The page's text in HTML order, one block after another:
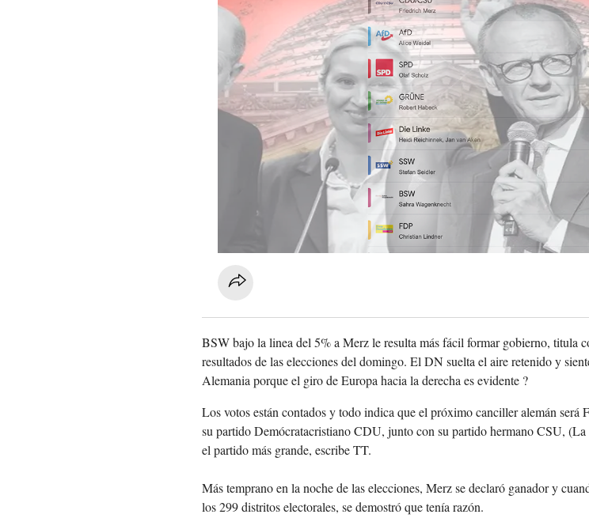
BSW bajo la linea del 5% a Merz le resulta más fácil formar gobierno, titula
resultados de las elecciones del domingo. El DN suelta el aire retenido y
Alemania porque el giro de Europa hacia la derecha es evidente ?
Los votos están contados y todo indica que el próximo canciller alemán
su partido Demócratacristiano CDU, junto con su partido hermano CSU,
el partido más grande, escribe TT.
Más temprano en la noche de las elecciones, Merz se declaró ganador y
los 299 distritos electorales, se demostró que tenía razón.